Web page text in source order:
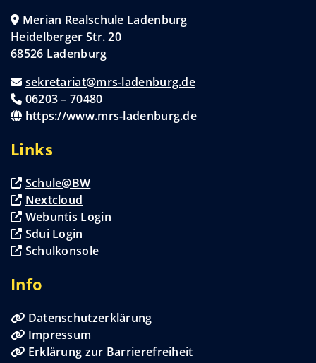
Merian Realschule Ladenburg
Heidelberger Str. 20
68526 Ladenburg
sekretariat@mrs-ladenburg.de
06203 – 70480
https://www.mrs-ladenburg.de
Links
Schule@BW
Nextcloud
Webuntis Login
Sdui Login
Schulkonsole
Info
Datenschutzerklärung
Impressum
Erklärung zur Barrierefreiheit